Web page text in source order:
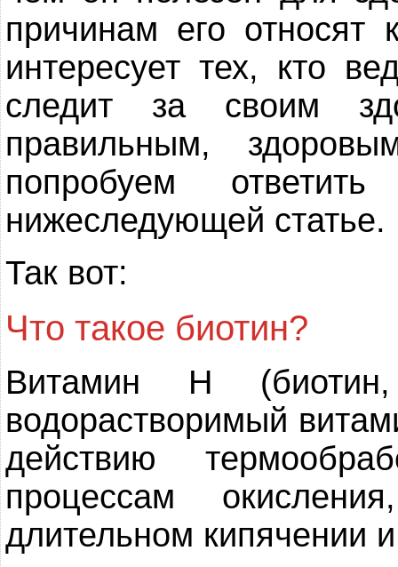
причинам его относят
интересует тех, кто
следит за своим
правильным,
попробуем
нижеследующей статье.
Так вот:
Что такое биотин?
Витамин Н
водорастворимый
действию
процессам
длительном кипячении